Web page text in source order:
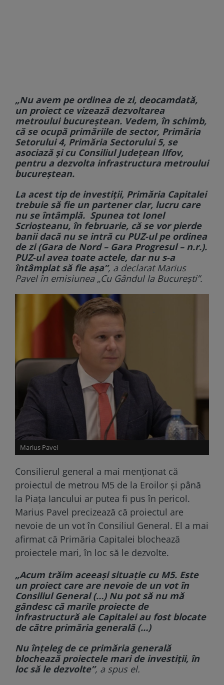
„Nu avem pe ordinea de zi, deocamdată,
un proiect ce vizează dezvoltarea
metroului bucureștean. Vedem, în schimb,
că se ocupă primăriile de sector, Primăria
Setorului 4, Primăria Sectorului 5, se
asociază și cu Consiliul Județean Ilfov,
pentru a dezvolta infrastructura metroului
bucureștean.
La acest tip de investiții, Primăria Capitalei
trebuie să fie un partener clar, lucru care
nu se întâmplă. Spunea tot Ionel
Scrioșteanu, în februarie, că se vor pierde
banii dacă nu se intră cu PUZ-ul pe ordinea
de zi (Gara de Nord – Gara Progresul – n.r.).
PUZ-ul avea toate actele, dar nu s-a
întâmplat să fie așa”, a declarat Marius
Pavel în emisiunea „Cu Gândul la București”.
Marius Pavel
Consilierul general a mai menționat că
proiectul de metrou M5 de la Eroilor și până
la Piața Iancului ar putea fi pus în pericol.
Marius Pavel precizează că proiectul are
nevoie de un vot în Consiliul General. El a mai
afirmat că Primăria Capitalei blochează
proiectele mari, în loc să le dezvolte.
„Acum trăim aceeași situație cu M5. Este
un proiect care are nevoie de un vot în
Consiliul General (…) Nu pot să nu mă
gândesc că marile proiecte de
infrastructură ale Capitalei au fost blocate
de către primăria generală (…)
Nu înțeleg de ce primăria generală
blochează proiectele mari de investiții, în
loc să le dezvolte”, a spus el.